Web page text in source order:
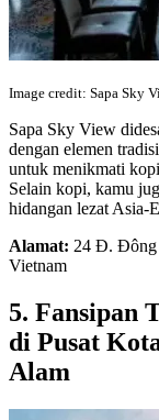
Image credit: Sapa Sky
Sapa Sky View
dengan elemen
untuk menikmati
Selain kopi, kamu
hidangan lezat Asia-
Alamat: 24 Đ. Đông
Vietnam
5. Fansipan
di Pusat
Alam